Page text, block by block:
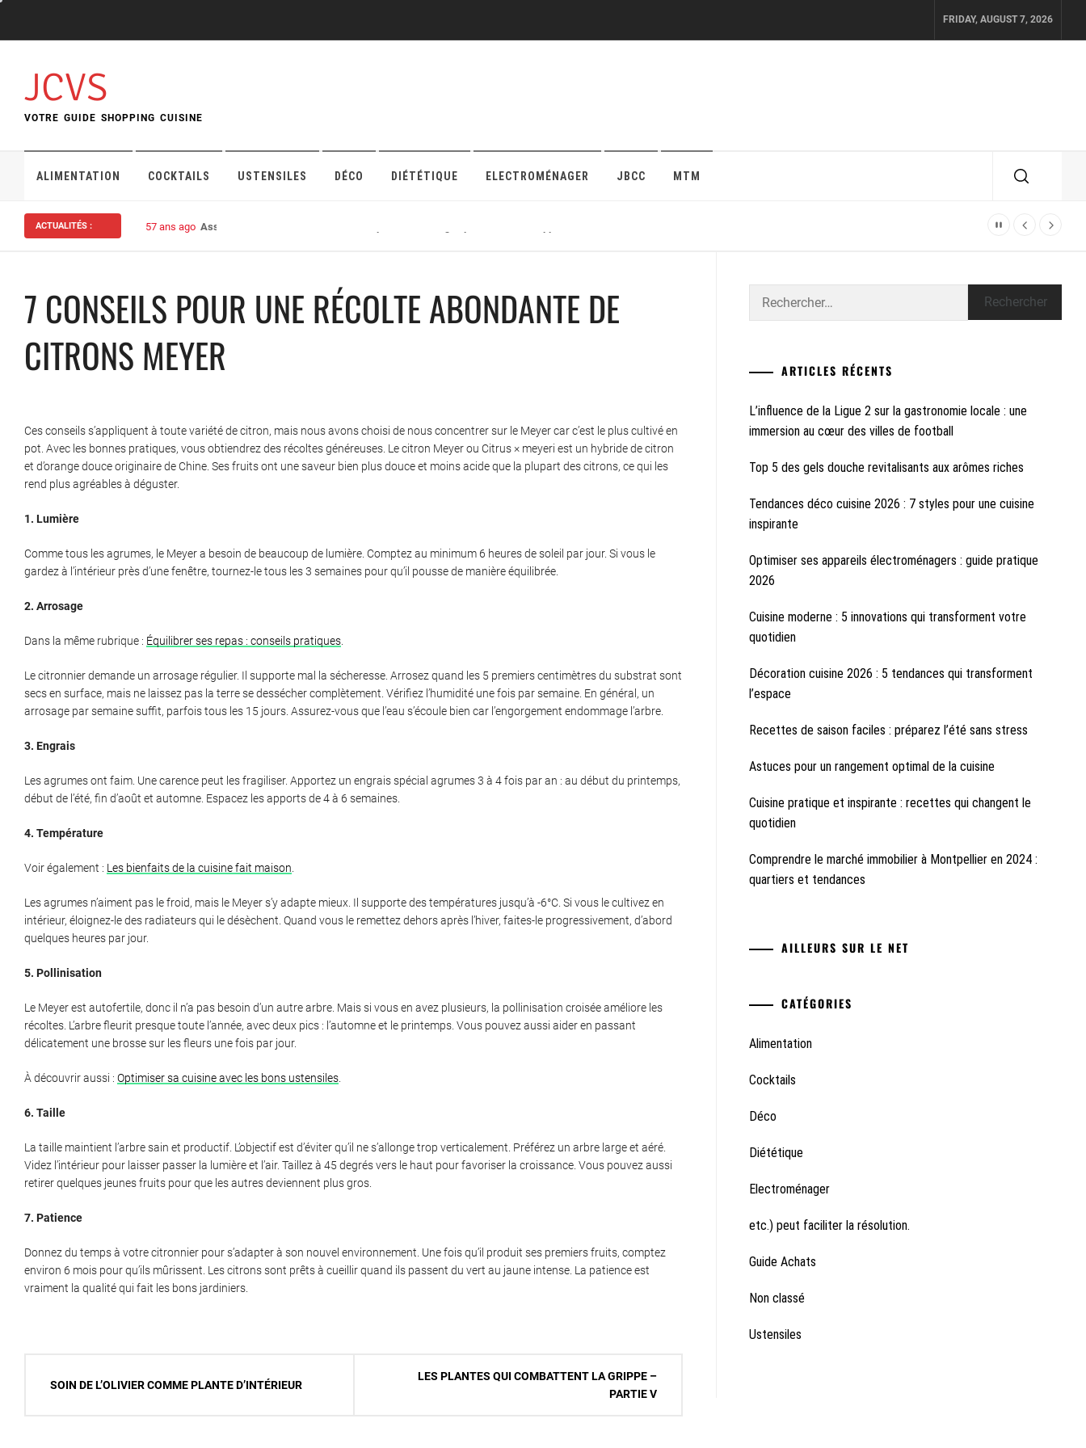
content
FRIDAY, AUGUST 7, 2026
JCVS
VOTRE GUIDE SHOPPING CUISINE
ALIMENTATION COCKTAILS USTENSILES DÉCO DIÉTÉTIQUE ELECTROMÉNAGER JBCC MTM
ACTUALITÉS : 57 ans ago Assurance habitation : bien choisir sa protection en ligne pour maison ou appartement
7 CONSEILS POUR UNE RÉCOLTE ABONDANTE DE
CITRONS MEYER
Ces conseils s’appliquent à toute variété de citron, mais nous avons choisi de nous concentrer sur le Meyer car c’est le plus cultivé en
pot. Avec les bonnes pratiques, vous obtiendrez des récoltes généreuses. Le citron Meyer ou Citrus × meyeri est un hybride de citron
et d’orange douce originaire de Chine. Ses fruits ont une saveur bien plus douce et moins acide que la plupart des citrons, ce qui les
rend plus agréables à déguster.
1. Lumière
Comme tous les agrumes, le Meyer a besoin de beaucoup de lumière. Comptez au minimum 6 heures de soleil par jour. Si vous le
gardez à l’intérieur près d’une fenêtre, tournez-le tous les 3 semaines pour qu’il pousse de manière équilibrée.
2. Arrosage
Dans la même rubrique : Équilibrer ses repas : conseils pratiques
Le citronnier demande un arrosage régulier. Il supporte mal la sécheresse. Arrosez quand les 5 premiers centimètres du substrat sont
secs en surface, mais ne laissez pas la terre se dessécher complètement. Vérifiez l’humidité une fois par semaine. En général, un
arrosage par semaine suffit, parfois tous les 15 jours. Assurez-vous que l’eau s’écoule bien car l’engorgement endommage l’arbre.
3. Engrais
Les agrumes ont faim. Une carence peut les fragiliser. Apportez un engrais spécial agrumes 3 à 4 fois par an : au début du printemps,
début de l’été, fin d’août et automne. Espacez les apports de 4 à 6 semaines.
4. Température
Voir également : Les bienfaits de la cuisine fait maison
Les agrumes n’aiment pas le froid, mais le Meyer s’y adapte mieux. Il supporte des températures jusqu’à -6°C. Si vous le cultivez en
intérieur, éloignez-le des radiateurs qui le désèchent. Quand vous le remettez dehors après l’hiver, faites-le progressivement, d’abord
quelques heures par jour.
5. Pollinisation
Le Meyer est autofertile, donc il n’a pas besoin d’un autre arbre. Mais si vous en avez plusieurs, la pollinisation croisée améliore les
récoltes. L’arbre fleurit presque toute l’année, avec deux pics : l’automne et le printemps. Vous pouvez aussi aider en passant
délicatement une brosse sur les fleurs une fois par jour.
À découvrir aussi : Optimiser sa cuisine avec les bons ustensiles
6. Taille
La taille maintient l’arbre sain et productif. L’objectif est d’éviter qu’il ne s’allonge trop verticalement. Préférez un arbre large et aéré.
Videz l’intérieur pour laisser passer la lumière et l’air. Taillez à 45 degrés vers le haut pour favoriser la croissance. Vous pouvez aussi
retirer quelques jeunes fruits pour que les autres deviennent plus gros.
7. Patience
Donnez du temps à votre citronnier pour s’adapter à son nouvel environnement. Une fois qu’il produit ses premiers fruits, comptez
environ 6 mois pour qu’ils mûrissent. Les citrons sont prêts à cueillir quand ils passent du vert au jaune intense. La patience est
vraiment la qualité qui fait les bons jardiniers.
SOIN DE L’OLIVIER COMME PLANTE D’INTÉRIEUR
LES PLANTES QUI COMBATTENT LA GRIPPE –
PARTIE V
ARTICLES RÉCENTS
L’influence de la Ligue 2 sur la gastronomie locale : une
immersion au cœur des villes de football
Top 5 des gels douche revitalisants aux arômes riches
Tendances déco cuisine 2026 : 7 styles pour une cuisine
inspirante
Optimiser ses appareils électroménagers : guide pratique
2026
Cuisine moderne : 5 innovations qui transforment votre
quotidien
Décoration cuisine 2026 : 5 tendances qui transforment
l’espace
Recettes de saison faciles : préparez l’été sans stress
Astuces pour un rangement optimal de la cuisine
Cuisine pratique et inspirante : recettes qui changent le
quotidien
Comprendre le marché immobilier à Montpellier en 2024 :
quartiers et tendances
AILLEURS SUR LE NET
CATÉGORIES
Alimentation
Cocktails
Déco
Diététique
Electroménager
etc.) peut faciliter la résolution.
Guide Achats
Non classé
Ustensiles